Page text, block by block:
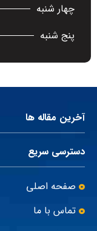
چهار شنبه
پنج شنبه
آخرین مقاله ها
دسترسی سریع
صفحه اصلی
تماس با ما